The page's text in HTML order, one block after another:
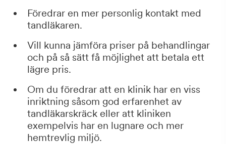
Föredrar en mer personlig kontakt med
tandläkaren.
Vill kunna jämföra priser på behandlingar
och på så sätt få möjlighet att betala ett
lägre pris.
Om du föredrar att en klinik har en viss
inriktning såsom god erfarenhet av
tandläkarskräck eller att kliniken
exempelvis har en lugnare och mer
hemtrevlig miljö.